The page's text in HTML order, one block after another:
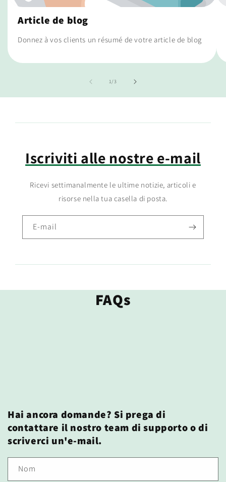
Article de blog
Donnez à vos clients un résumé de votre article de blog
1/de
3
Iscriviti alle nostre e-mail
Ricevi settimanalmente le ultime notizie, articoli e
risorse nella tua casella di posta.
E-mail
FAQs
Hai ancora domande? Si prega di
contattare il nostro team di supporto o di
scriverci un'e-mail.
Nom